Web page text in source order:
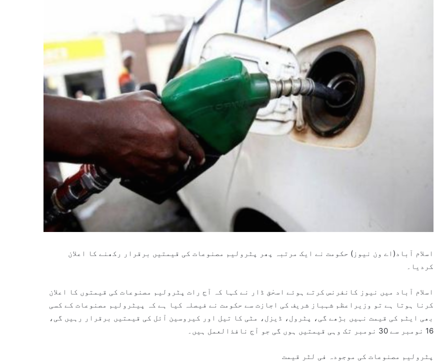
اسلام آباد(اے ون نیوز) حکومت نے ایک مرتبہ پھر پٹرولیم مصنوعات کی قیمتیں برقرار رکھنے کا اعلان
کردیا۔
اسلام آباد میں نیوز کانفرنس کرتے ہوئے اسحٰق ڈار نے کہا کہ آج رات پٹرولیم مصنوعات کی قیمتوں کا اعلان
کرنا ہوتا ہے تو وزیراعظم شہباز شریف کی اجازت سے حکومت نے فیصلہ کیا ہے کہ پیٹرولیم مصنوعات کے کسی
بھی ایٹم کی قیمت نہیں بڑھے گی، پٹرول، ڈیزل، مٹی کا تیل اور کیروسین آئل کی قیمتیں برقرار رہیں گی،
16 نومبر سے 30 نومبر تک وہی قیمتیں ہوں گی جو آج نافذالعمل ہیں۔
پٹرولیم مصنوعات کی موجودہ فی لٹر قیمت